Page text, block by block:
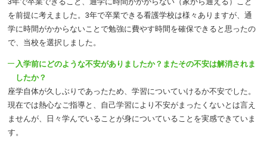
を前提に考えました。3年で卒業できる看護学校は様々ありますが、通
学に時間がかからないことで勉強に費やす時間を確保できると思ったの
で、当校を選択しました。
入学前にどのような不安がありましたか？またその不安は解消されま
したか？
座学自体が久しぶりであったため、学習についていけるか不安でした。
現在では熱心なご指導と、自己学習により不安がまったくないとは言え
ませんが、日々学んでいることが身についていることを実感できていま
す。